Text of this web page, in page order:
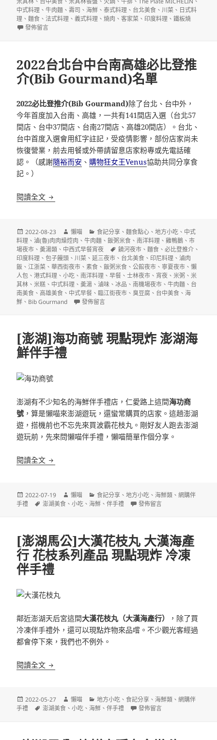
中式料理 、牛肉麵 、壽司 、海鮮 、泰式料理 、 台北美食 、川菜 、 日式料
理 、麵食 、 法式料理 、義式料理 、燒肉 、客家菜 、 印度料理 、鐵板燒
在〈2022台北台中台南高雄米其林入選餐廳(The Plate MICHELIN)名單〉
發佈留言
2022台北台中台南高雄必比登推
介(Bib Gourmand)名單
2022必比登推介(Bib Gourmand)除了台北、台中外，
今年首度加入台南、高雄，一共有141間店入選（台北57
間店、台中37間店、台南27間店、高雄20間店）。台北、
台中首度入選會用紅字註記，受疫情影響，部份店家尚未
恢復營業，前去用餐或外帶請留意店家粉專或先電話確
認。（感謝隨裕而安 、 購物狂女王Venus協助共同分享食
記。）
閱讀全文 2022台北台中台南高雄必比登推介(Bib Gourmand)
發
佈
日
期:
2022-08-23
作
者
懶喵
分
類
食記分享 、麵食點心 、地方小吃 、 中式
料理 、滷(魯)肉肉燥焢肉 、牛肉麵 、飯粥米食 、南洋料理 、雞鴨鵝 、市
場夜市 、羮湯類 、 中西式早餐宵夜
標
籤
饒河夜市 、麵食 、必比登推介 、
印度料理 、包子饅頭 、川菜 、延三夜市 、 台北美食 、 印尼料理 、滷肉
飯 、江浙菜 、華西街夜市 、素食 、飯粥米食 、公館夜市 、 寧夏夜市 、懶
人包 、港式料理 、小吃 、南洋料理 、早餐 、士林夜市 、 宵夜 、米粥 、米
其林 、米糕 、 中式料理 、羮湯 、滷味 、冰品 、南機場夜市 、牛肉麵 、 台
南美食 、高雄美食 、 中式早餐 、 臨江街夜市 、 臭豆腐 、 台中美食 、海
鮮 、 Bib Gourmand 在〈2022台北台中台南高雄必比登推介(Bib
發佈留言
[澎湖]海功商號 現點現炸 澎湖海
鮮伴手禮
澎湖有不少知名的海鮮伴手禮店，仁愛路上這間海功商
號 ，算是懶喵來澎湖遊玩，還蠻常購買的店家。這趟澎湖
遊，搭機前也不忘先來買波霸花枝丸。剛好友人跑去澎湖
遊玩前，先來問懶喵伴手禮，懶喵簡單作個分享。
閱讀全文 [澎湖]海功商號 現點現炸 澎湖海鮮伴手禮
發
佈
2022-07-19
作
者
懶喵
分
類
食記分享 、地方小吃 、海鮮類 、網購伴
手禮
標
澎湖美食 、小吃 、海鮮 、伴手禮 在〈[澎湖]海功商號 現點現炸
發佈留言
[澎湖馬公]大漢花枝丸 大漢海產
行 花枝系列產品 現點現炸 冷凍
伴手禮
鄰近澎湖天后宮這間大漢花枝丸（大漢海產行）
，除了買
冷凍伴手禮外，還可以現點炸物來品嚐。不少觀光客經過
都會停下來，我們也不例外。
閱讀全文 [澎湖馬公]大漢花枝丸 大漢海產行 花枝系列產品 現
發
佈
2022-05-27
作
者
懶喵
分
類
地方小吃 、食記分享 、海鮮類 、網購伴
手禮
標
澎湖美食 、小吃 、海鮮 、伴手禮 在〈[澎湖馬公]大漢花枝丸 大
發佈留言